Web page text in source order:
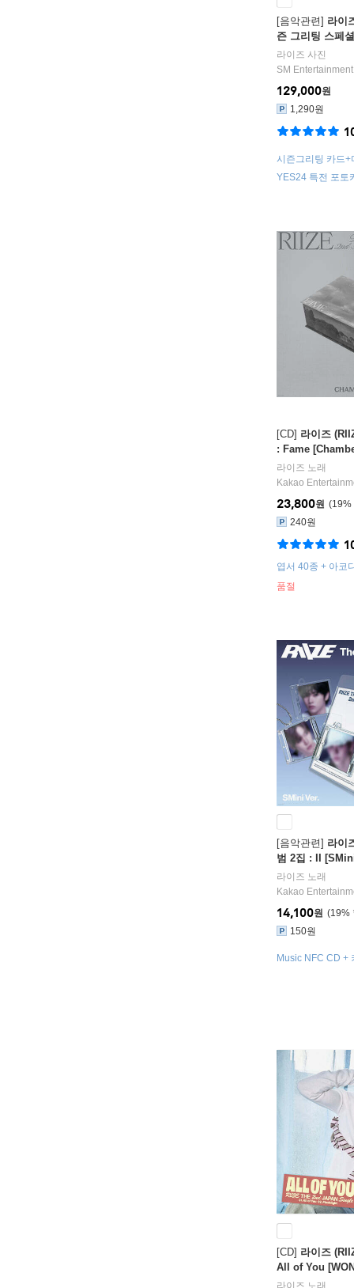
[음악관련] 라이
즌 그리팅 스페
라이즈 사진
SM Entertainment
YES24 특전 포토
129,000원
1,290원
시즌그리팅 카드
코포토 세트+메탈
토팩+벌스데이백
[CD] 라이즈
: Fame
라이즈 노래
Kakao
19%
23,800원
240원
품절
엽서 40종 + 아코
카드 1종 랜덤
[음악관련] 라이
범 2집 : II
[6종 중 1종 랜
라이즈 노래
Kakao
19%
14,100원
150원
Music NFC CD +
[CD] 라이즈
All of You
라이즈 노래